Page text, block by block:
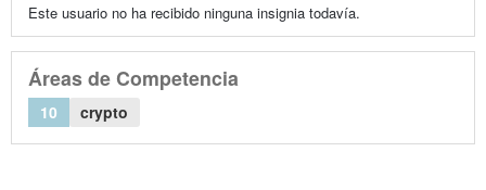
Este usuario no ha recibido ninguna insignia todavía.
Áreas de Competencia
10 crypto